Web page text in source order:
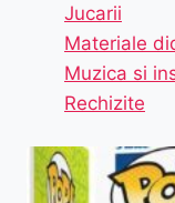
Jucarii
Materiale
Muzica si
Rechizite